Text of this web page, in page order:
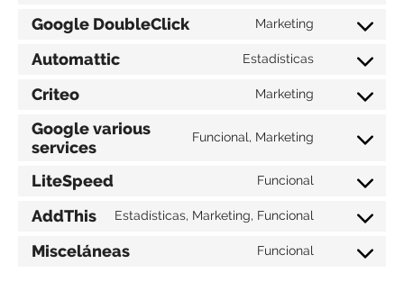
Google DoubleClick Marketing
Automattic Estadísticas
Criteo Marketing
Google various
services
Funcional, Marketing
LiteSpeed Funcional
AddThis Estadísticas, Marketing, Funcional
Misceláneas Funcional